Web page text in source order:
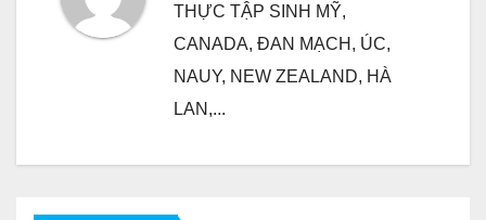
THỰC TẬP SINH MỸ,
CANADA, ĐAN MẠCH, ÚC,
NAUY, NEW ZEALAND, HÀ
LAN,...